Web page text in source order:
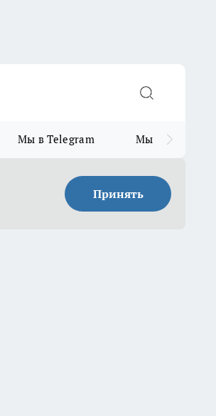
Мы в Telegram Мы в MAX
Принять